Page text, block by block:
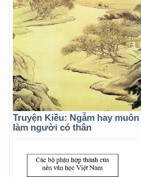
Truyện Kiều: Ngẫm hay
làm người có thân